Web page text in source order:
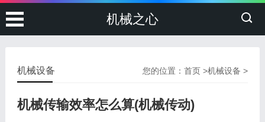
机械之心
您的位置：首页 >机械设备 >
机械设备
机械传输效率怎么算(机械传动)